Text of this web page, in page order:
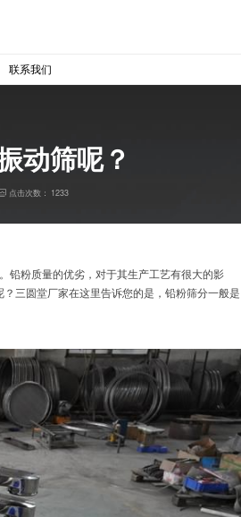
联系我们
动筛呢？
点击次数： 1233
铅粉质量的优劣，对于其生产工艺有很大的影
三圆堂厂家在这里告诉您的是，铅粉筛分一般是